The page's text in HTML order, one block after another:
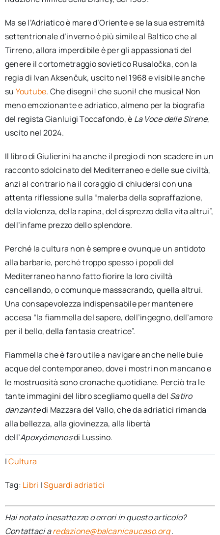
Ma se l’Adriatico è mare d’Oriente e se la sua estremità
settentrionale d’inverno è più simile al Baltico che al
Tirreno, allora imperdibile è per gli appassionati del
genere il cortometraggio sovietico Rusaločka, con la
regia di Ivan Aksenčuk, uscito nel 1968 e visibile anche
su Youtube. Che disegni! che suoni! che musica! Non
meno emozionante e adriatico, almeno per la biografia
del regista Gianluigi Toccafondo, è La Voce delle Sirene,
uscito nel 2024.
Il libro di Giulierini ha anche il pregio di non scadere in un
racconto sdolcinato del Mediterraneo e delle sue civiltà,
anzi al contrario ha il coraggio di chiudersi con una
attenta riflessione sulla “malerba della sopraffazione,
della violenza, della rapina, del disprezzo della vita altrui”,
dell’infame prezzo dello splendore.
Perché la cultura non è sempre e ovunque un antidoto
alla barbarie, perché troppo spesso i popoli del
Mediterraneo hanno fatto fiorire la loro civiltà
cancellando, o comunque massacrando, quella altrui.
Una consapevolezza indispensabile per mantenere
accesa “la fiammella del sapere, dell’ingegno, dell’amore
per il bello, della fantasia creatrice”.
Fiammella che è faro utile a navigare anche nelle buie
acque del contemporaneo, dove i mostri non mancano e
le mostruosità sono cronache quotidiane. Perciò tra le
tante immagini del libro scegliamo quella del Satiro
danzantedi Mazzara del Vallo, che da adriatici rimanda
alla bellezza, alla giovinezza, alla libertà
dell’Apoxyómenosdi Lussino.
|Cultura
Tag: Libri |Sguardi adriatici
Hai notato inesattezze o errori in questo articolo?
Contattaci aredazione@balcanicaucaso.org.